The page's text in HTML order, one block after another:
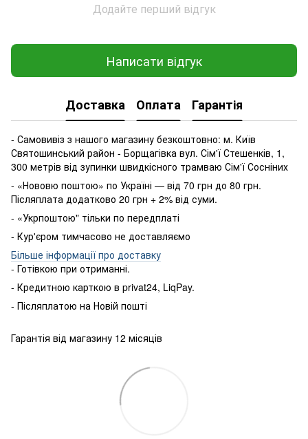
Додайте перший відгук
Написати відгук
Доставка Оплата Гарантія
- Самовивіз з нашого магазину безкоштовно: м. Київ
Святошинський район - Борщагівка вул. Сім'ї Стешенків, 1,
300 метрів від зупинки швидкісного трамваю Сім'ї Сосніних
- «Нововю поштою» по Україні — від 70 грн до 80 грн.
Післяплата додатково 20 грн + 2% від суми.
- «Укрпоштою" тільки по передплаті
- Кур'єром тимчасово не доставляємо
Більше інформації про доставку
- Готівкою при отриманні.
- Кредитною карткою в privat24, LiqPay.
- Післяплатою на Новій пошті
Гарантія від магазину 12 місяців